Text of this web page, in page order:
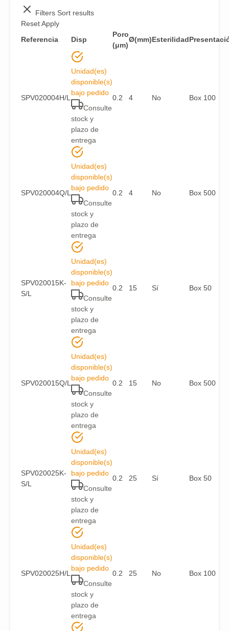
Filters Sort results
ResetApply
Referencia
Disp
Poro
(μm)
Ø(mm)Esterilidad
SPV020004H/L
Unidad(es)
disponible(s)
bajo pedido
Consulte
stock y
plazo de
entrega
0.2 4 No Box 100
SPV020004Q/L
Unidad(es)
disponible(s)
bajo pedido
Consulte
stock y
plazo de
entrega
0.2 4 No Box 500
SPV020015K-
S/L
Unidad(es)
disponible(s)
bajo pedido
Consulte
stock y
plazo de
entrega
0.2 15 Sí Box 50
SPV020015Q/L
Unidad(es)
disponible(s)
bajo pedido
Consulte
stock y
plazo de
entrega
0.2 15 No Box 500
SPV020025K-
S/L
Unidad(es)
disponible(s)
bajo pedido
Consulte
stock y
plazo de
entrega
0.2 25 Sí Box 50
SPV020025H/L
Unidad(es)
disponible(s)
bajo pedido
Consulte
stock y
plazo de
entrega
0.2 25 No Box 100